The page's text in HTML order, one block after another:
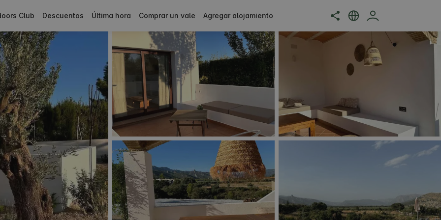
Club Descuentos Última hora Comprar un vale Agregar alojamiento